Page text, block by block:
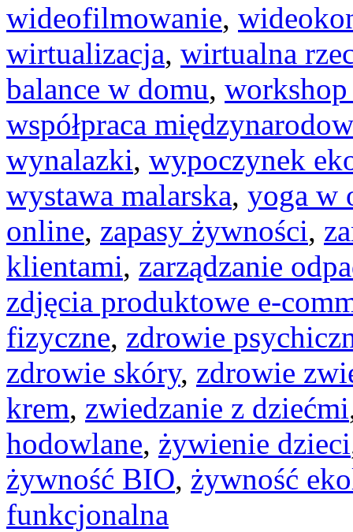
wideofilmowanie,
wirtualizacja, wirtualna
balance w domu,
współpraca
wynalazki, wypoczynek
wystawa malarska, yoga w
online, zapasy żywności,
klientami, zarządzanie
zdjęcia produktowe e-
fizyczne, zdrowie
zdrowie skóry, zdrowie
krem, zwiedzanie z dziećmi
hodowlane, żywienie dzieci
żywność BIO, żywność
funkcjonalna